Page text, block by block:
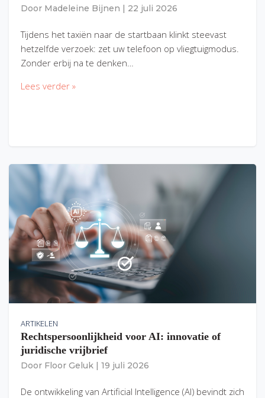
Door Madeleine Bijnen 22 juli 2026
Tijdens het taxiën naar de startbaan klinkt steevast
hetzelfde verzoek: zet uw telefoon op vliegtuigmodus.
Zonder erbij na te denken…
Lees verder »
ARTIKELEN
Rechtspersoonlijkheid voor AI: innovatie of
juridische vrijbrief
Door Floor Geluk 19 juli 2026
De ontwikkeling van Artificial Intelligence (AI) bevindt zich